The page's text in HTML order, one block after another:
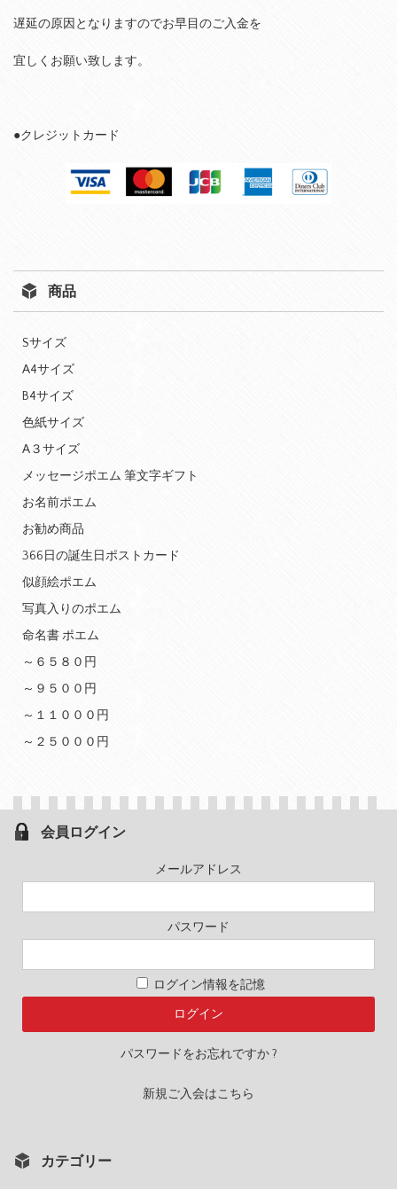
遅延の原因となりますのでお早目のご入金を
宜しくお願い致します。
●クレジットカード
商品
Sサイズ
A4サイズ
B4サイズ
色紙サイズ
A３サイズ
メッセージポエム 筆文字ギフト
お名前ポエム
お勧め商品
366日の誕生日ポストカード
似顔絵ポエム
写真入りのポエム
命名書 ポエム
～６５８０円
～９５００円
～１１０００円
～２５０００円
会員ログイン
メールアドレス
パスワード
ログイン情報を記憶
パスワードをお忘れですか ?
新規ご入会はこちら
カテゴリー